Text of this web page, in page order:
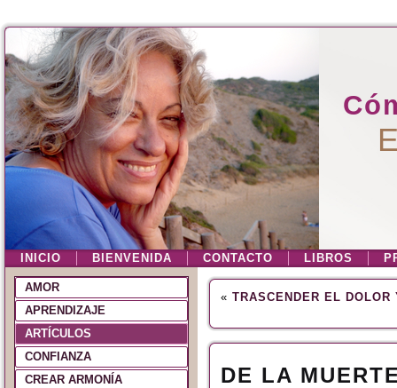
INICIO BIENVENIDA CONTACTO LIBROS
AMOR
APRENDIZAJE
ARTÍCULOS
CONFIANZA
CREAR ARMONÍA
« TRASCENDER EL
DE LA